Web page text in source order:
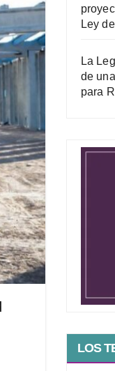
Ley
La
de
para
LOS